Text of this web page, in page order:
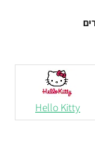
Hello Kitty